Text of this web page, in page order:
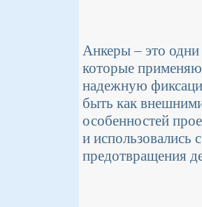
Анкеры – это одни
которые
надежную
быть как
особенностей
и использовались
предотвращения